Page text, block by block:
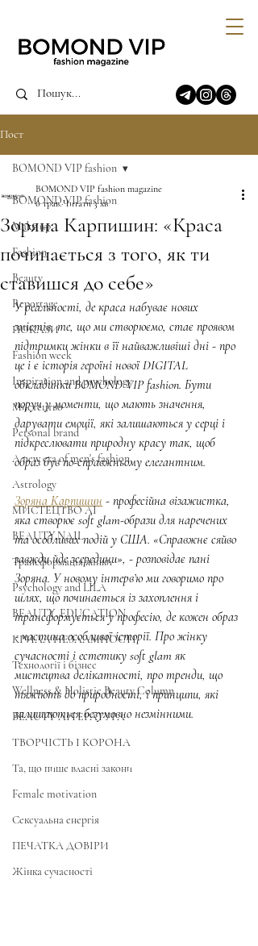
Пост
BOMOND VIP fashion
Make up
Fashion
Beauty
Reportage
ПОКАЗИ
Fashion week
Inspiration and psychology
Мистецтво
Personal brand
A new era of men's fashion
Astrology
МИСТЕЦТВО AI
BEAUTY.NAIL
Трансформація жінки
Psychology and LILA
BEAUTY. EDUCATION
КРИЛА НЕЗЛАМНОСТІ
Технології і бізнес
Wellness & Holistic Beauty Column
BEAUTY ЛІТЕРАТУРА
ТВОРЧІСТЬ І КОРОНА
Та, що пише власні закони
Female motivation
Сексуальна енергія
ПЕЧАТКА ДОВІРИ
Жінка сучасності
BOMOND VIP fashion
Зоряна Карпишин: «Краса
починається з того, як ти
ставишся до себе»
BOMOND VIP fashion magazine
6 трав.Читати 3 хв
У реальності, де краса набуває нових
змістів, те, що ми створюємо, стає проявом
підтримки жінки в її найважливіші дні - про
це і є історія героїні нової DIGITAL
обкладинки BOMOND VIP fashion. Бути
поруч у моменти, що мають значення,
дарувати емоції, які залишаються у серці і
підкреслювати природну красу так, щоб
образ був по-справжньому елегантним.
Зоряна Карпишин - професійна візажистка,
яка створює soft glam-образи для наречених
та особливих подій у США. «Справжнє сяйво
завжди йде зсередини», - розповідає пані
Зоряна. У новому інтерв’ю ми говоримо про
шлях, що починається із захоплення і
трансформується у професію, де кожен образ
- частина особливої історії. Про жінку
сучасності і естетику soft glam як
мистецтва делікатності, про тренди, що
тяжіють до природності, і принципи, які
залишаються безумовно незмінними.